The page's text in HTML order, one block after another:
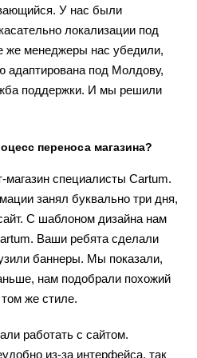
У нас были
локализации под
же менеджеры нас убедили,
адаптирована под Молдову,
поддержки. И мы решили
переноса магазина?
магазин специалисты Cartum.
занял буквально три дня,
С шаблоном дизайна нам
Ваши ребята сделали
баннеры. Мы показали,
нам подобрали похожий
же стиле.
работать с сайтом.
из-за интерфейса, так